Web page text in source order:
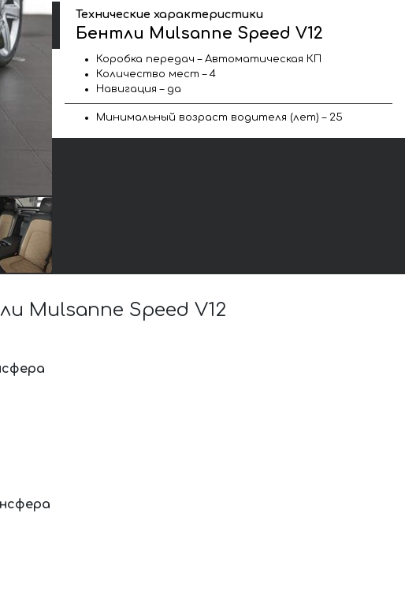
Технические характеристики
Бентли Mulsanne Speed V12
Коробка передач – Автоматическая КП
Количество мест – 4
Навигация – да
Минимальный возраст водителя (лет) – 25
Mulsanne Speed V12